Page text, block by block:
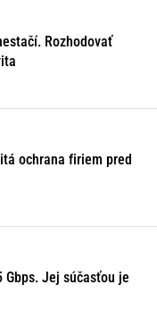
Rozhodovať
ochrana firiem pred
Jej súčasťou je